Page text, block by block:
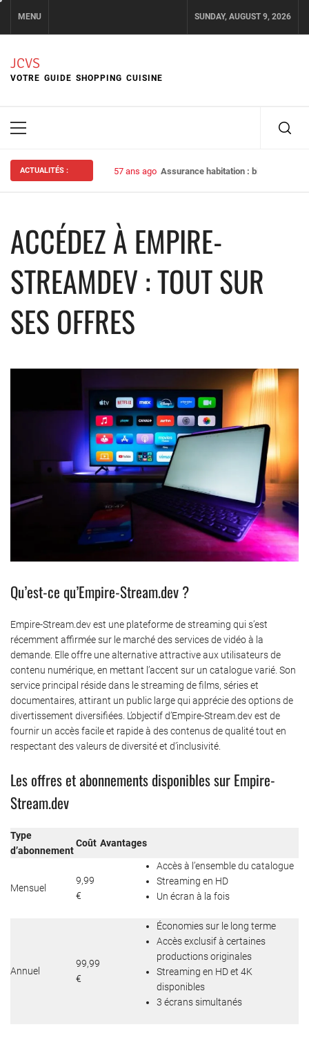
content
MENU SUNDAY, AUGUST 9, 2026
JCVS
VOTRE GUIDE SHOPPING CUISINE
Primary
ACTUALITÉS : 57 ans ago Assurance habitation : bien choisir
ACCÉDEZ À EMPIRE-
STREAMDEV : TOUT SUR
SES OFFRES
Qu’est-ce qu’Empire-Stream.dev ?
Empire-Stream.dev est une plateforme de streaming qui s’est
récemment affirmée sur le marché des services de vidéo à la
demande. Elle offre une alternative attractive aux utilisateurs de
contenu numérique, en mettant l’accent sur un catalogue varié. Son
service principal réside dans le streaming de films, séries et
documentaires, attirant un public large qui apprécie des options de
divertissement diversifiées. L’objectif d’Empire-Stream.dev est de
fournir un accès facile et rapide à des contenus de qualité tout en
respectant des valeurs de diversité et d’inclusivité.
Les offres et abonnements disponibles sur Empire-
Stream.dev
Type
d’abonnement
Coût Avantages
Mensuel
9,99
€
Accès à l’ensemble du catalogue
Streaming en HD
Un écran à la fois
Annuel
99,99
€
Économies sur le long terme
Accès exclusif à certaines
productions originales
Streaming en HD et 4K
disponibles
3 écrans simultanés